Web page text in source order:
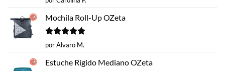
con
Mochila Roll-Up OZeta
Valorado
con
por Alvaro M.
Estuche Rígido Mediano OZeta